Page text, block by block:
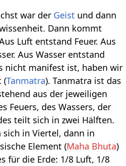
war der Geist und dann
Dann kommt
Luft entstand Feuer. Aus
Aus Wasser entstand
nicht manifest ist, haben wir
(Tanmatra). Tanmatra ist das
aus der jeweiligen
Feuers, des Wassers, der
teilt sich in zwei Hälften.
in Viertel, dann in
Element (Maha Bhuta)
für die Erde: 1/8 Luft, 1/8